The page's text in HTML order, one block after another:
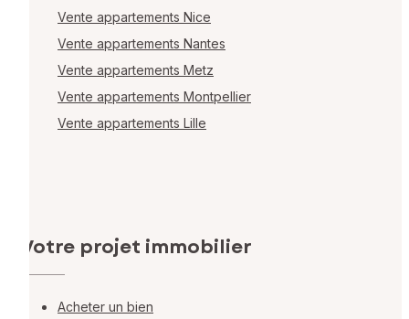
Vente appartements Nice
Vente appartements Nantes
Vente appartements Metz
Vente appartements Montpellier
Vente appartements Lille
Votre projet immobilier
Acheter un bien